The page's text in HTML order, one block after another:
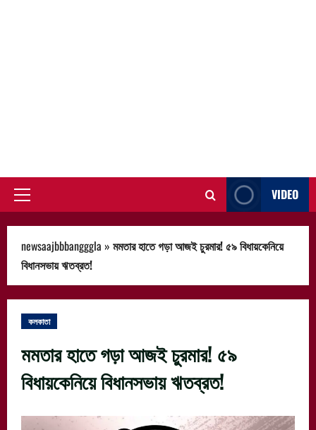
Primary
VIDEO
newsaajbbbangggla » মমতার হাতে গড়া আজই চুরমার! ৫৯ বিধায়কেনিয়ে
বিধানসভায় ঋতব্রত!
কলকাতা
মমতার হাতে গড়া আজই চুরমার! ৫৯
বিধায়কেনিয়ে বিধানসভায় ঋতব্রত!